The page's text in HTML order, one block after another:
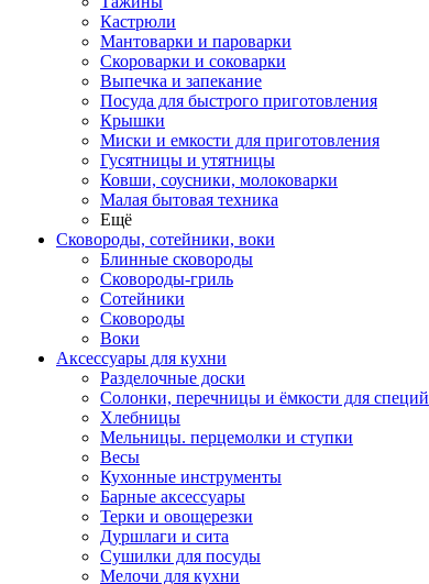
Кастрюли
Мантоварки и пароварки
Скороварки и соковарки
Выпечка и запекание
Посуда для быстрого приготовления
Крышки
Миски и емкости для приготовления
Гусятницы и утятницы
Ковши, соусники, молоковарки
Малая бытовая техника
Ещё
Сковороды, сотейники, воки
Блинные сковороды
Сковороды-гриль
Сотейники
Сковороды
Воки
Аксессуары для кухни
Разделочные доски
Солонки, перечницы и ёмкости для специй
Хлебницы
Мельницы. перцемолки и ступки
Весы
Кухонные инструменты
Барные аксессуары
Терки и овощерезки
Дуршлаги и сита
Сушилки для посуды
Мелочи для кухни